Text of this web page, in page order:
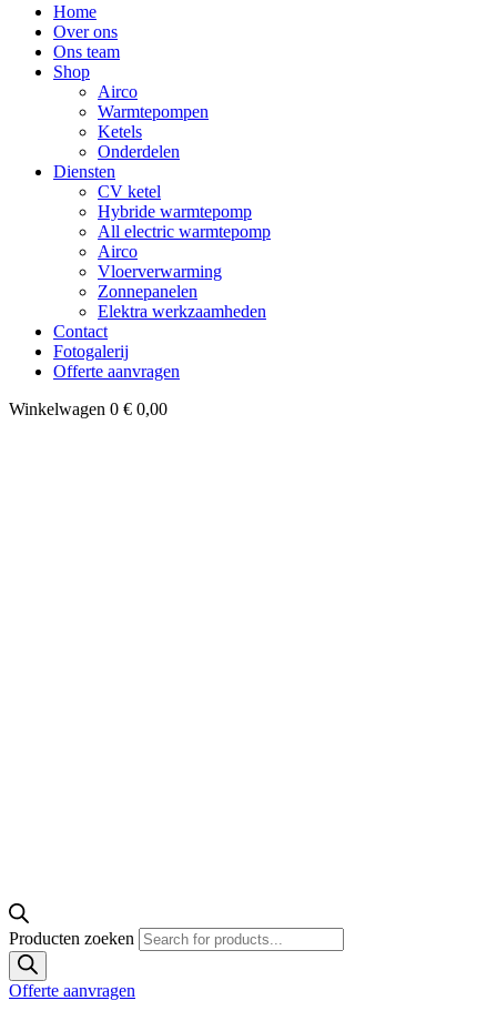
Home
Over ons
Ons team
Shop
Airco
Warmtepompen
Ketels
Onderdelen
Diensten
CV ketel
Hybride warmtepomp
All electric warmtepomp
Airco
Vloerverwarming
Zonnepanelen
Elektra werkzaamheden
Contact
Fotogalerij
Offerte aanvragen
Winkelwagen 0 € 0,00
Producten zoeken
Offerte aanvragen